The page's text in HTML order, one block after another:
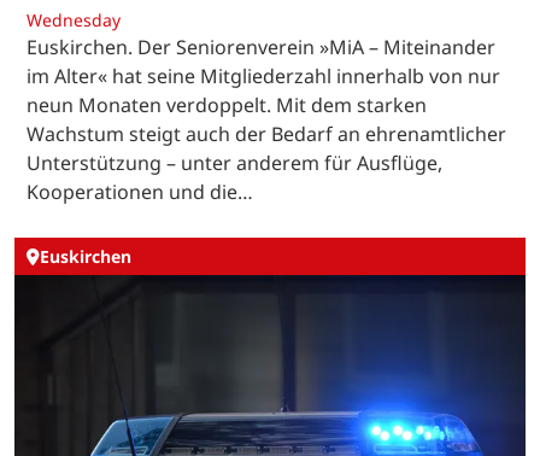
Wednesday
Euskirchen. Der Seniorenverein »MiA – Miteinander
im Alter« hat seine Mitgliederzahl innerhalb von nur
neun Monaten verdoppelt. Mit dem starken
Wachstum steigt auch der Bedarf an ehrenamtlicher
Unterstützung – unter anderem für Ausflüge,
Kooperationen und die…
Euskirchen